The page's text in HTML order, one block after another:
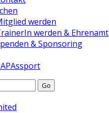
werden
werden & Ehrenamt
& Sponsoring